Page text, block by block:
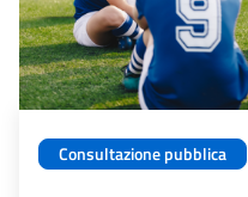
Consultazione pubblica